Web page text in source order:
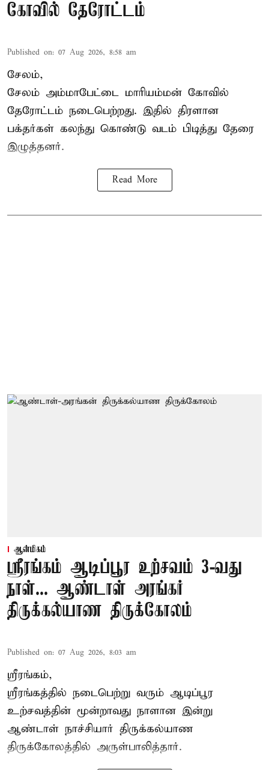
கோவில் தேரோட்டம்
Published on: 07 Aug 2026, 8:58 am
சேலம்,
சேலம் அம்மாபேட்டை மாரியம்மன் கோவில்
தேரோட்டம் நடைபெற்றது. இதில் திரளான
பக்தர்கள் கலந்து கொண்டு வடம் பிடித்து தேரை
இழுத்தனர்.
Read More
ஆன்மிகம்
ஸ்ரீரங்கம் ஆடிப்பூர உற்சவம் 3-வது
நாள்... ஆண்டாள் அரங்கர்
திருக்கல்யாண திருக்கோலம்
Published on: 07 Aug 2026, 8:03 am
ஸ்ரீரங்கம்,
ஸ்ரீரங்கத்தில் நடைபெற்று வரும் ஆடிப்பூர
உற்சவத்தின் மூன்றாவது நாளான இன்று
ஆண்டாள் நாச்சியார் திருக்கல்யாண
திருக்கோலத்தில் அருள்பாலித்தார்.